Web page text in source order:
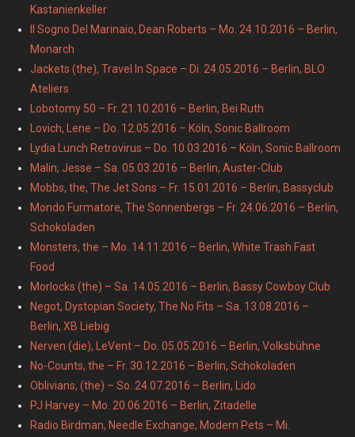
Kastanienkeller
Il Sogno Del Marinaio, Dean Roberts – Mo. 24.10.2016 – Berlin,
Monarch
Jackets (the), Travel In Space – Di. 24.05.2016 – Berlin, BLO
Ateliers
Lobotomy 50 – Fr. 21.10.2016 – Berlin, Bei Ruth
Lovich, Lene – Do. 12.05.2016 – Köln, Sonic Ballroom
Lydia Lunch Retrovirus – Do. 10.03.2016 – Köln, Sonic Ballroom
Malin, Jesse – Sa. 05.03.2016 – Berlin, Auster-Club
Mobbs, the, The Jet Sons – Fr. 15.01.2016 – Berlin, Bassyclub
Mondo Furmatore, The Sonnenbergs – Fr. 24.06.2016 – Berlin,
Schokoladen
Monsters, the – Mo. 14.11.2016 – Berlin, White Trash Fast
Food
Morlocks (the) – Sa. 14.05.2016 – Berlin, Bassy Cowboy Club
Negot, Dystopian Society, The No Fits – Sa. 13.08.2016 –
Berlin, XB Liebig
Nerven (die), LeVent – Do. 05.05.2016 – Berlin, Volksbühne
No-Counts, the – Fr. 30.12.2016 – Berlin, Schokoladen
Oblivians, (the) – So. 24.07.2016 – Berlin, Lido
PJ Harvey – Mo. 20.06.2016 – Berlin, Zitadelle
Radio Birdman, Needle Exchange, Modern Pets – Mi.